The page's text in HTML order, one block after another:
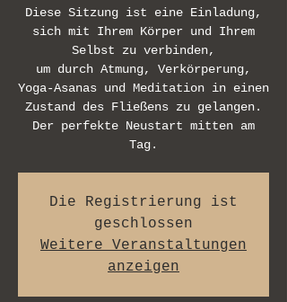
Diese Sitzung ist eine Einladung,
sich mit Ihrem Körper und Ihrem
Selbst zu verbinden,
um durch Atmung, Verkörperung,
Yoga-Asanas und Meditation in einen
Zustand des Fließens zu gelangen.
Der perfekte Neustart mitten am
Tag.
Die Registrierung ist
geschlossen
Weitere Veranstaltungen
anzeigen